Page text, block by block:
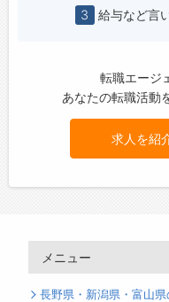
3
給与など言
転職エージ
あなたの転職活動
求人を紹
メニュー
長野県・新潟県・富山県